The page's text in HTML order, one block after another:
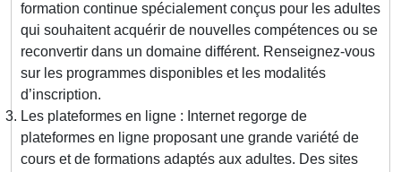
formation continue spécialement conçus pour les adultes
qui souhaitent acquérir de nouvelles compétences ou se
reconvertir dans un domaine différent. Renseignez-vous
sur les programmes disponibles et les modalités
d’inscription.
Les plateformes en ligne : Internet regorge de
plateformes en ligne proposant une grande variété de
cours et de formations adaptés aux adultes. Des sites